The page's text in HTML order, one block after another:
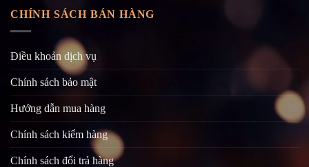
CHÍNH SÁCH BÁN HÀNG
Điều khoản dịch vụ
Chính sách bảo mật
Hướng dẫn mua hàng
Chính sách kiểm hàng
Chính sách đổi trả hàng